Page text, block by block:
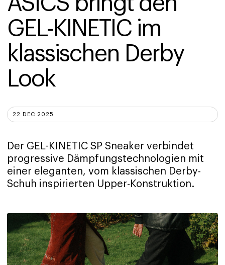
GEL-KINETIC im
klassischen Derby
Look
22 DEC 2025
Der GEL-KINETIC SP Sneaker verbindet
progressive Dämpfungstechnologien mit
einer eleganten, vom klassischen Derby-
Schuh inspirierten Upper-Konstruktion.